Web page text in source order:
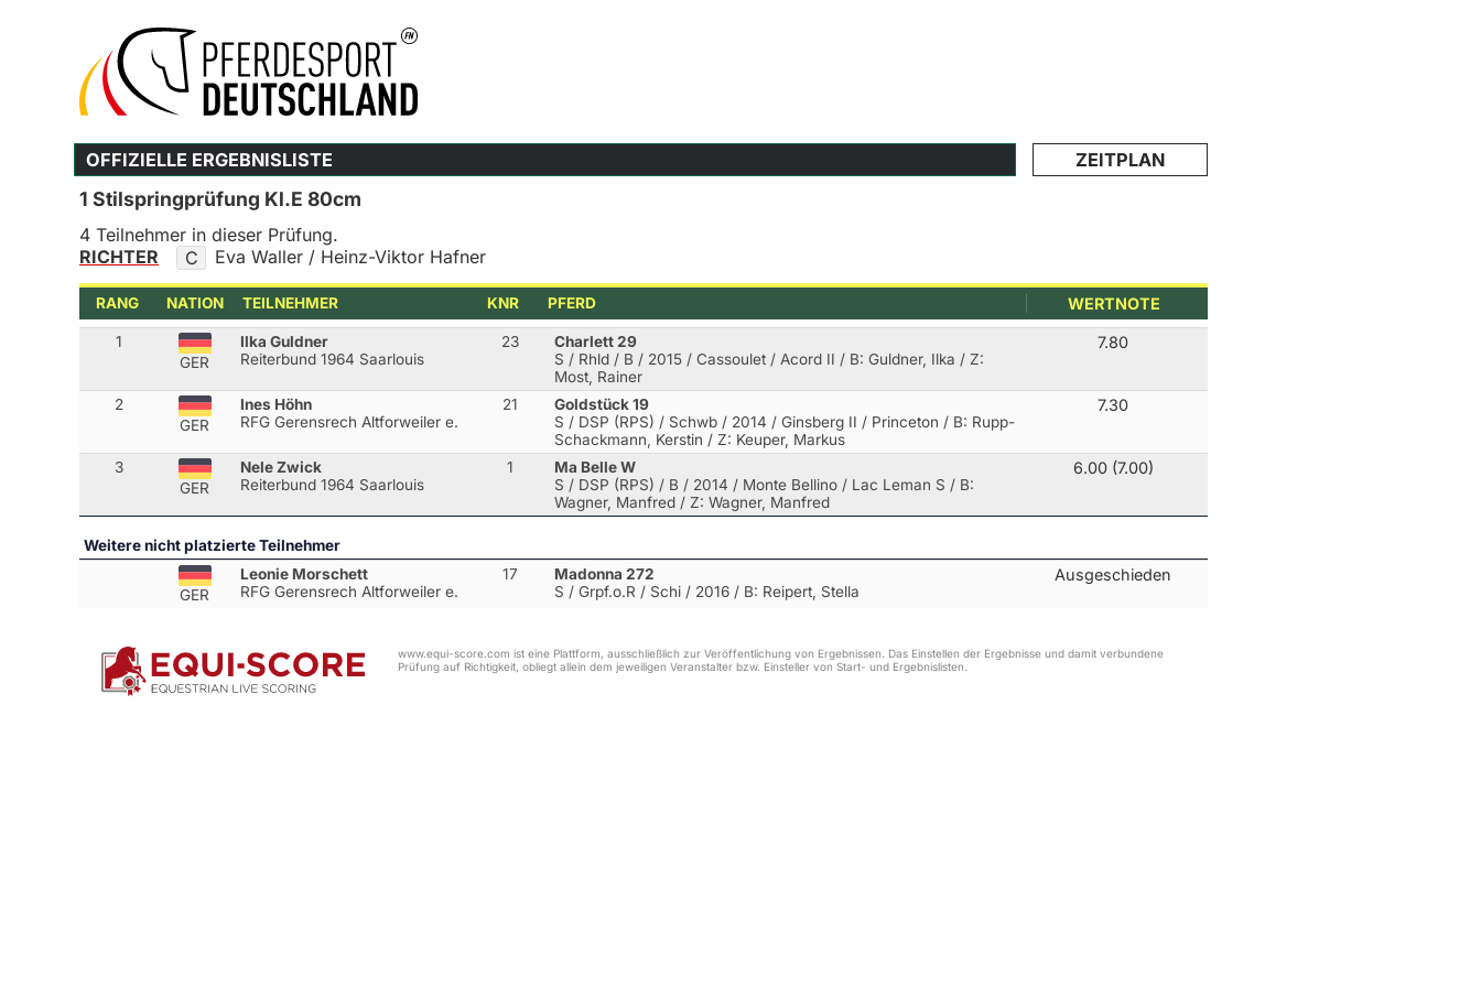
OFFIZIELLE ERGEBNISLISTE ZEITPLAN
1 Stilspringprüfung Kl.E 80cm
4 Teilnehmer in dieser Prüfung.
RICHTER
C Eva Waller / Heinz-Viktor Hafner
RANG NATION TEILNEHMER KNR PFERD WERTNOTE
1
GER
Ilka Guldner
Reiterbund 1964 Saarlouis
23
Charlett 29
S / Rhld / B / 2015 / Cassoulet / Acord II / B: Guldner, Ilka / Z:
Most, Rainer
7.80
2
GER
Ines Höhn
RFG Gerensrech Altforweiler e.
21
Goldstück 19
S / DSP (RPS) / Schwb / 2014 / Ginsberg II / Princeton / B: Rupp-
Schackmann, Kerstin / Z: Keuper, Markus
7.30
3
GER
Nele Zwick
Reiterbund 1964 Saarlouis
1
Ma Belle W
S / DSP (RPS) / B / 2014 / Monte Bellino / Lac Leman S / B:
Wagner, Manfred / Z: Wagner, Manfred
6.00 (7.00)
Weitere nicht platzierte Teilnehmer
GER
Leonie Morschett
RFG Gerensrech Altforweiler e.
17
Madonna 272
S / Grpf.o.R / Schi / 2016 / B: Reipert, Stella
Ausgeschieden
www.equi-score.com ist eine Plattform, ausschließlich zur Veröffentlichung von Ergebnissen. Das Einstellen der Ergebnisse und damit verbundene
Prüfung auf Richtigkeit, obliegt allein dem jeweiligen Veranstalter bzw. Einsteller von Start- und Ergebnislisten.